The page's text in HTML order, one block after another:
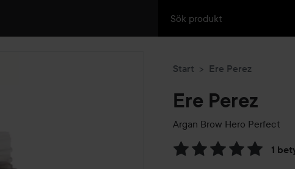
Start Ere Perez
Ere Perez
Argan Brow Hero Perfect
1
Hoppa till Betyg &